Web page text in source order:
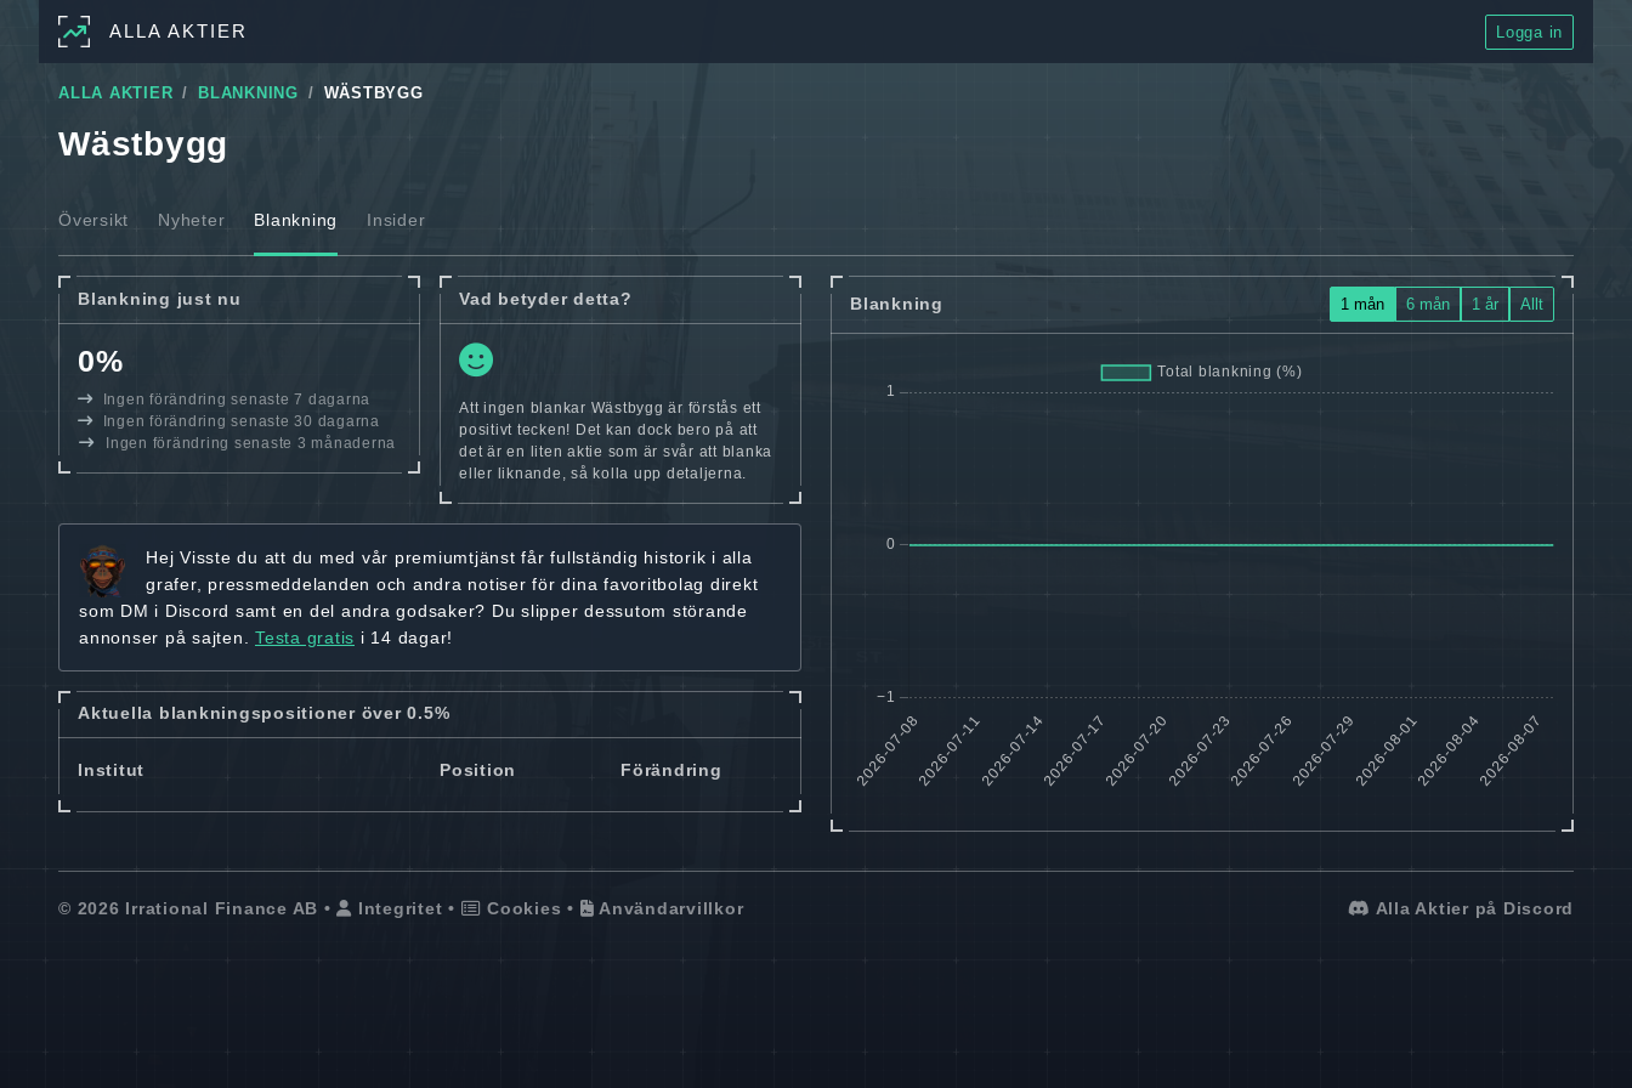
ALLA AKTIER Logga in
ALLA AKTIER BLANKNING WÄSTBYGG
Wästbygg
Översikt Nyheter Blankning Insider
Blankning just nu
0%
Ingen förändring senaste 7 dagarna
Ingen förändring senaste 30 dagarna
Ingen förändring senaste 3 månaderna
Vad betyder detta?
Att ingen blankar Wästbygg är förstås ett
positivt tecken! Det kan dock bero på att
det är en liten aktie som är svår att blanka
eller liknande, så kolla upp detaljerna.
Hej Visste du att du med vår premiumtjänst fårfullständig historik i alla
grafer, pressmeddelanden och andra notiser för dina favoritbolag direkt
som DM i Discord samt en del andra godsaker? Du slipper dessutom störande
annonser på sajten. Testa gratis i 14 dagar!
Aktuella blankningspositioner över 0.5%
Institut Position Förändring
Blankning 1 mån 6 mån 1 år Allt
© 2026 Irrational Finance AB • Integritet • Cookies • Användarvillkor Alla Aktier på Discord